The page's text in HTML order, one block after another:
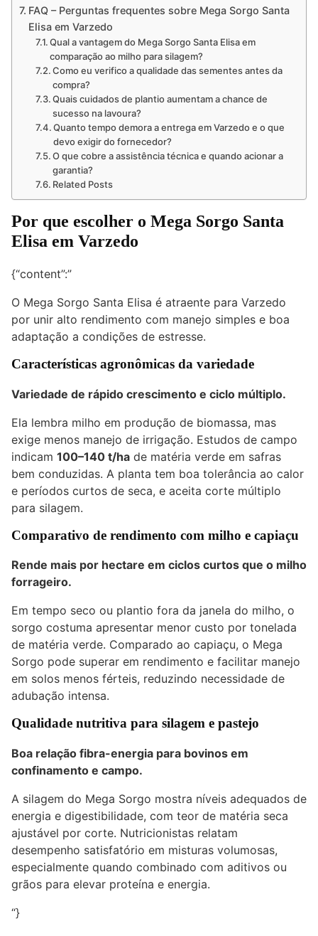
FAQ – Perguntas frequentes sobre Mega Sorgo Santa
Elisa em Varzedo
Qual a vantagem do Mega Sorgo Santa Elisa em
comparação ao milho para silagem?
Como eu verifico a qualidade das sementes antes da
compra?
Quais cuidados de plantio aumentam a chance de
sucesso na lavoura?
Quanto tempo demora a entrega em Varzedo e o que
devo exigir do fornecedor?
O que cobre a assistência técnica e quando acionar a
garantia?
Related Posts
Por que escolher o Mega Sorgo Santa
Elisa em Varzedo
{“content”:”
O Mega Sorgo Santa Elisa é atraente para Varzedo
por unir alto rendimento com manejo simples e boa
adaptação a condições de estresse.
Características agronômicas da variedade
Variedade de rápido crescimento e ciclo múltiplo.
Ela lembra milho em produção de biomassa, mas
exige menos manejo de irrigação. Estudos de campo
indicam 100–140 t/ha de matéria verde em safras
bem conduzidas. A planta tem boa tolerância ao calor
e períodos curtos de seca, e aceita corte múltiplo
para silagem.
Comparativo de rendimento com milho e capiaçu
Rende mais por hectare em ciclos curtos que o milho
forrageiro.
Em tempo seco ou plantio fora da janela do milho, o
sorgo costuma apresentar menor custo por tonelada
de matéria verde. Comparado ao capiaçu, o Mega
Sorgo pode superar em rendimento e facilitar manejo
em solos menos férteis, reduzindo necessidade de
adubação intensa.
Qualidade nutritiva para silagem e pastejo
Boa relação fibra-energia para bovinos em
confinamento e campo.
A silagem do Mega Sorgo mostra níveis adequados de
energia e digestibilidade, com teor de matéria seca
ajustável por corte. Nutricionistas relatam
desempenho satisfatório em misturas volumosas,
especialmente quando combinado com aditivos ou
grãos para elevar proteína e energia.
“}